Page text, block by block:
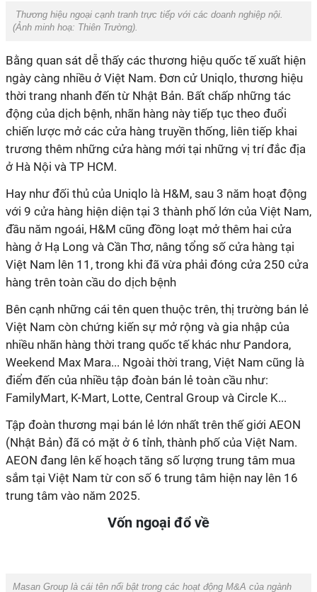
Thương hiệu ngoại cạnh tranh trực tiếp với các doanh nghiệp nội.
(Ảnh minh hoạ: Thiên Trường).
Bằng quan sát dễ thấy các thương hiệu quốc tế xuất hiện
ngày càng nhiều ở Việt Nam. Đơn cử Uniqlo, thương hiệu
thời trang nhanh đến từ Nhật Bản. Bất chấp những tác
động của dịch bệnh, nhãn hàng này tiếp tục theo đuổi
chiến lược mở các cửa hàng truyền thống, liên tiếp khai
trương thêm những cửa hàng mới tại những vị trí đắc địa
ở Hà Nội và TP HCM.
Hay như đối thủ của Uniqlo là H&M, sau 3 năm hoạt động
với 9 cửa hàng hiện diện tại 3 thành phố lớn của Việt Nam,
đầu năm ngoái, H&M cũng đồng loạt mở thêm hai cửa
hàng ở Hạ Long và Cần Thơ, nâng tổng số cửa hàng tại
Việt Nam lên 11, trong khi đã vừa phải đóng cửa 250 cửa
hàng trên toàn cầu do dịch bệnh
Bên cạnh những cái tên quen thuộc trên, thị trường bán lẻ
Việt Nam còn chứng kiến sự mở rộng và gia nhập của
nhiều nhãn hàng thời trang quốc tế khác như Pandora,
Weekend Max Mara... Ngoài thời trang, Việt Nam cũng là
điểm đến của nhiều tập đoàn bán lẻ toàn cầu như:
FamilyMart, K-Mart, Lotte, Central Group và Circle K...
Tập đoàn thương mại bán lẻ lớn nhất trên thế giới AEON
(Nhật Bản) đã có mặt ở 6 tỉnh, thành phố của Việt Nam.
AEON đang lên kế hoạch tăng số lượng trung tâm mua
sắm tại Việt Nam từ con số 6 trung tâm hiện nay lên 16
trung tâm vào năm 2025.
Vốn ngoại đổ về
Masan Group là cái tên nổi bật trong các hoạt động M&A của ngành